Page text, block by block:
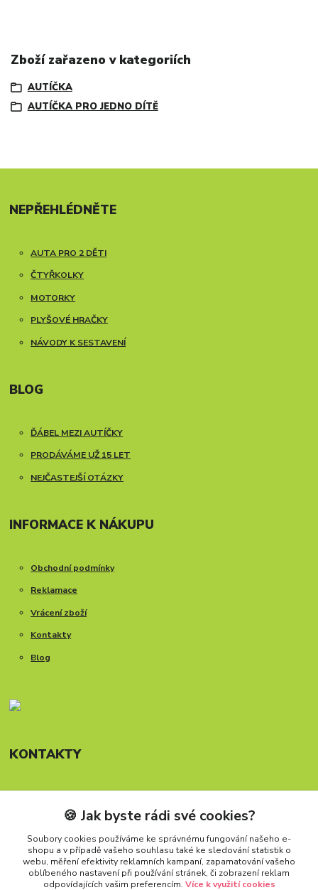
Zboží zařazeno v kategoriích
AUTÍČKA
AUTÍČKA PRO JEDNO DÍTĚ
NEPŘEHLÉDNĚTE
AUTA PRO 2 DĚTI
ČTYŘKOLKY
MOTORKY
PLYŠOVÉ HRAČKY
NÁVODY K SESTAVENÍ
BLOG
ĎÁBEL MEZI AUTÍČKY
PRODÁVÁME UŽ 15 LET
NEJČASTEJŠÍ OTÁZKY
INFORMACE K NÁKUPU
Obchodní podmínky
Reklamace
Vrácení zboží
Kontakty
Blog
KONTAKTY
Telefon: +420 777 288 882
Provozní doba Po-Pá, 8-15:30 hod.
info@carforkids.cz
🍪 Jak byste rádi své cookies?
Soubory cookies používáme ke správnému fungování našeho e-
shopu a v případě vašeho souhlasu také ke sledování statistik o
webu, měření efektivity reklamních kampaní, zapamatování vašeho
oblíbeného nastavení při používání stránek, či zobrazení reklam
odpovídajících vašim preferencím. Více k využití cookies